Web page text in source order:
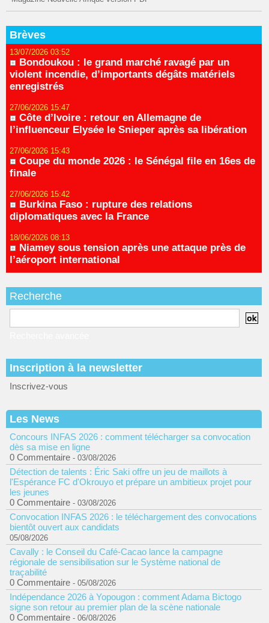
Brèves
13/07/2026 03:52
Bondoukou : le grand marché ravagé par un
violent incendie, d’importants dégâts matériels
enregistrés
27/06/2026 15:47
Côte d’Ivoire : retour en Allemagne de
l’influenceur Elysée le Snieper après sa libération
27/06/2026 15:43
Coupe du monde 2026 : le Sénégal file en 16es de
finale
27/06/2026 15:42
Burkina Faso : rupture des relations
diplomatiques avec la France
18/06/2026 08:13
Niamey sous tension après une attaque près de
l’aéroport international
Recherche
Inscription à la newsletter
Inscrivez-vous
Les News
Concours INFAS 2026 : comment télécharger sa convocation
dès sa mise en ligne
0 Commentaire - 03/08/2026
Détection de talents : Éric Saki offre un jeu de maillots à
l'Espérance FC d'Okrouyo et prépare un ambitieux projet pour
les jeunes
0 Commentaire - 03/08/2026
Convocation INFAS 2026 : le téléchargement des convocations
bientôt ouvert aux candidats
05/08/2026
Cavally : le Conseil du Café-Cacao lance la campagne
régionale de sensibilisation sur le Système national de
traçabilité
0 Commentaire - 05/08/2026
Indépendance 2026 à Yopougon : comment Adama Bictogo
signe son retour au premier plan de la scène nationale
0 Commentaire - 06/08/2026